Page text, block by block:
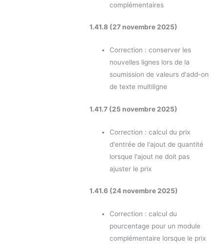
complémentaires
1.41.8 (27 novembre 2025)
Correction : conserver les
nouvelles lignes lors de la
soumission de valeurs d'add-on
de texte multiligne
1.41.7 (25 novembre 2025)
Correction : calcul du prix
d'entrée de l'ajout de quantité
lorsque l'ajout ne doit pas
ajuster le prix
1.41.6 (24 novembre 2025)
Correction : calcul du
pourcentage pour un module
complémentaire lorsque le prix